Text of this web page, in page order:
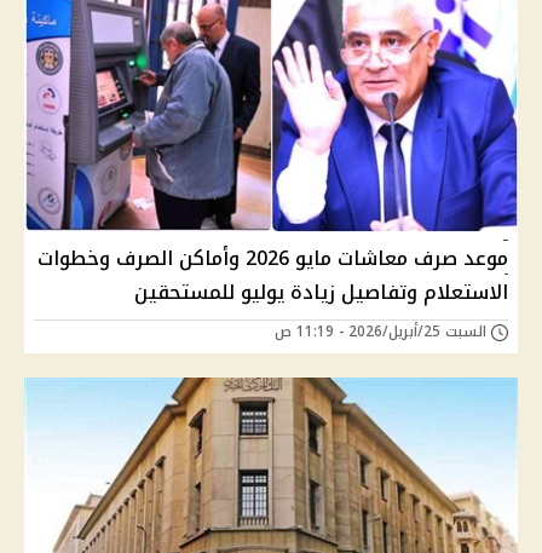
موعد صرف معاشات مايو 2026 وأماكن الصرف وخطوات
الاستعلام وتفاصيل زيادة يوليو للمستحقين
السبت 25/أبريل/2026 - 11:19 ص